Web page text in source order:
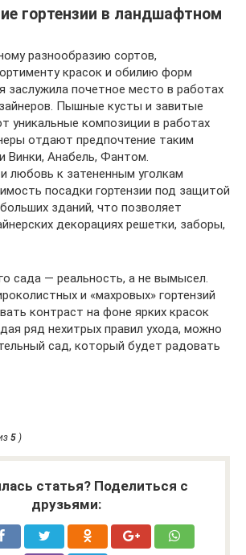
гортензии в ландшафтном
разнообразию сортов,
красок и обилию форм
заслужила почетное место в работах
Пышные кусты и завитые
уникальные композиции в работах
отдают предпочтение таким
Винки, Анабель, Фантом.
любовь к затененным уголкам
посадки гортензии под защитой
зданий, что позволяет
декорациях решетки, заборы,
сада — реальность, а не вымысел.
и «махровых» гортензий
контраст на фоне ярких красок
ряд нехитрых правил ухода, можно
сад, который будет радовать
5 )
статья? Поделиться с
друзьями: